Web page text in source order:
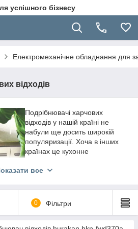
успішного бізнесу
Електромеханічне обладнання для
відходів
Подрібнювачі харчових
відходів у нашій країні не
набули ще досить широкій
популяризації. Хоча в інших
країнах це кухонне
тільки в професійній сфері
побуті.
Чим же цікаві
відходів?
все
0 Фільтри